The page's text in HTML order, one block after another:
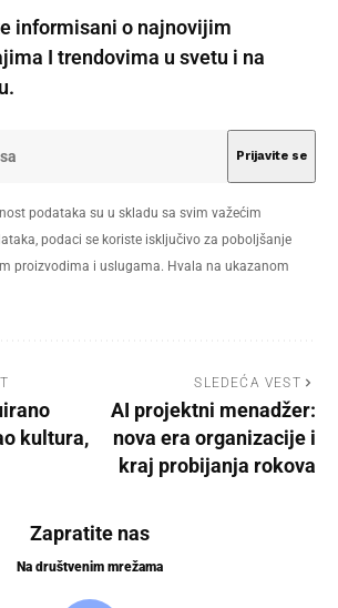
informisani o najnovijim
I trendovima u svetu i na
podataka su u skladu sa svim važećim
podaci se koriste isključivo za poboljšanje
proizvodima i uslugama. Hvala na ukazanom
kultura,
SLEDEĆA VEST
AI projektni menadžer:
nova era organizacije i
kraj probijanja rokova
Zapratite nas
Na društvenim mrežama